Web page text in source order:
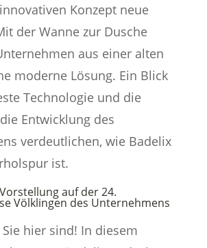
Konzept neue
der Wanne zur Dusche
aus einer alten
moderne Lösung. Ein Blick
Technologie und die
Entwicklung des
verdeutlichen, wie Badelix
ist.
auf der 24.
Völklingen des Unternehmens
Sie hier sind! In diesem